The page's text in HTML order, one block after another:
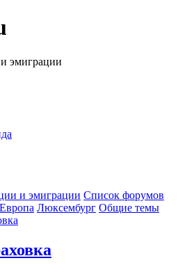
эмиграции
и эмиграции Список форумов
Люксембург Общие темы